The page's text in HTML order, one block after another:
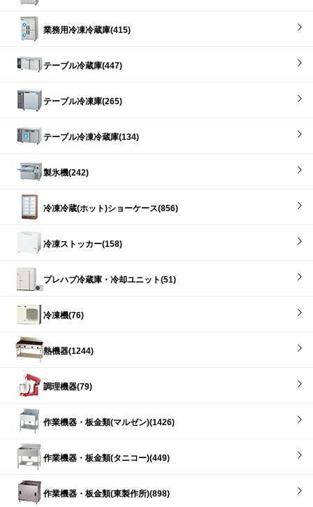
業務用冷凍冷蔵庫(415)
テーブル冷蔵庫(447)
テーブル冷凍庫(265)
テーブル冷凍冷蔵庫(134)
製氷機(242)
冷凍冷蔵(ホット)ショーケース(856)
冷凍ストッカー(158)
プレハブ冷蔵庫・冷却ユニット(51)
冷凍機(76)
熱機器(1244)
調理機器(79)
作業機器・板金類(マルゼン)(1426)
作業機器・板金類(タニコー)(449)
作業機器・板金類(東製作所)(898)